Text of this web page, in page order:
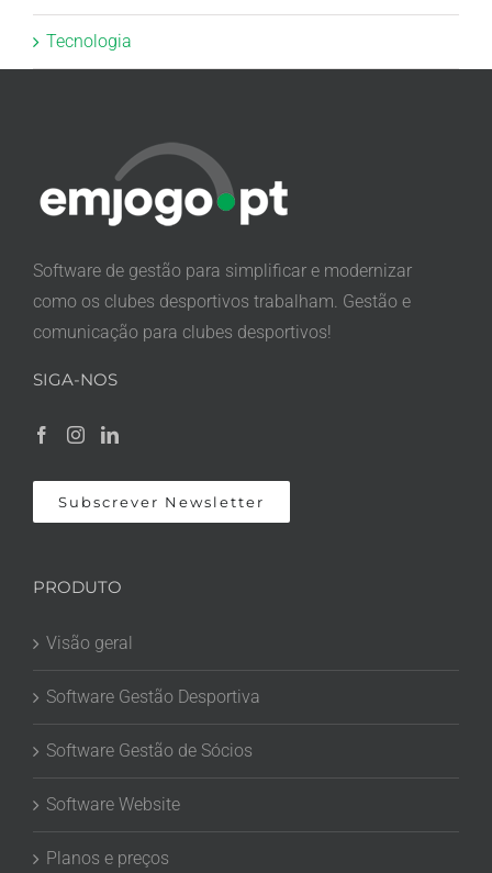
Tecnologia
Software de gestão para simplificar e modernizar
como os clubes desportivos trabalham. Gestão e
comunicação para clubes desportivos!
SIGA-NOS
Subscrever Newsletter
PRODUTO
Visão geral
Software Gestão Desportiva
Software Gestão de Sócios
Software Website
Planos e preços